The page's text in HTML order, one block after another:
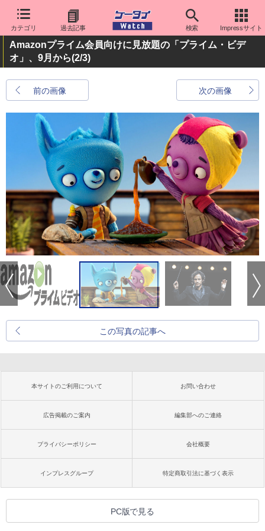
カテゴリ 過去記事 検索 Impressサイト
Amazonプライム会員向けに見放題の「プライム・ビデ
オ」、9月から(2/3)
前の画像 次の画像
この写真の記事へ
本サイトのご利用について お問い合わせ
広告掲載のご案内 編集部へのご連絡
プライバシーポリシー 会社概要
インプレスグループ 特定商取引法に基づく表示
PC版で見る